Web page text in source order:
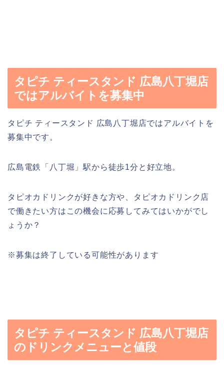
タピチ ティースタンド 広島八丁堀店
ではアルバイトを募集中
タピチ ティースタンド 広島八丁堀店ではアルバイトを
募集中です。
広島電鉄「八丁堀」駅から徒歩1分と好立地。
タピオカドリンクが好きな方や、タピオカドリンク店
で働きたい方はこの機会に応募してみてはいかがでし
ょうか？
※募集は終了している可能性があります
タピチ ティースタンド 広島八丁堀店
のドリンクメニューと値段